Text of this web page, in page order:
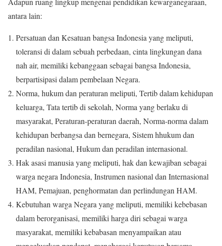
antara lain:
Persatuan dan Kesatuan bangsa Indonesia yang meliputi,
toleransi di dalam sebuah perbedaan, cinta lingkungan dana
nah air, memiliki kebanggaan sebagai bangsa Indonesia,
berpartisipasi dalam pembelaan Negara.
Norma, hukum dan peraturan meliputi, Tertib dalam kehidupan
keluarga, Tata tertib di sekolah, Norma yang berlaku di
masyarakat, Peraturan-peraturan daerah, Norma-norma dalam
kehidupan berbangsa dan bernegara, Sistem hhukum dan
peradilan nasional, Hukum dan peradilan internasional.
Hak asasi manusia yang meliputi, hak dan kewajiban sebagai
warga negara Indonesia, Instrumen nasional dan Internasional
HAM, Pemajuan, penghormatan dan perlindungan HAM.
Kebutuhan warga Negara yang meliputi, memiliki kebebasan
dalam berorganisasi, memiliki harga diri sebagai warga
masyarakat, memiliki kebabasan menyampaikan atau